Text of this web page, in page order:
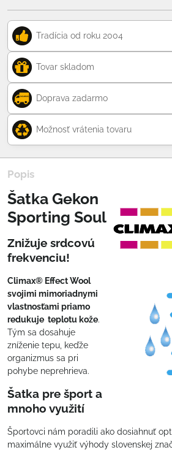
Tradícia od roku 2004
Tovar skladom
Doprava zadarmo
Možnosť vrátenia tovaru
Popis
Šatka Gekon
Sporting Soul
Znižuje srdcovú
frekvenciu!
Climax® Effect Wool
svojimi mimoriadnymi
vlastnosťami priamo
redukuje teplotu kože.
Tým sa dosahuje
zníženie tepu, keďže
organizmus sa pri
pohybe neprehrieva.
Šatka pre šport a
mnoho využití
Športovci nám poradili ako dosiahnuť
maximálne využiť výhody slovenskej